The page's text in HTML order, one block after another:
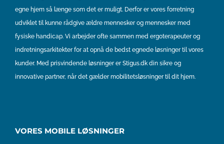
egne hjem så længe som det er muligt. Derfor er vores forretning
udviklet til kunne rådgive ældre mennesker og mennesker med
fysiske handicap. Vi arbejder ofte sammen med ergoterapeuter og
indretningsarkitekter for at opnå de bedst egnede løsninger til vores
kunder. Med prisvindende løsninger er Stigus.dk din sikre og
innovative partner, når det gælder mobilitetsløsninger til dit hjem.
VORES MOBILE LØSNINGER